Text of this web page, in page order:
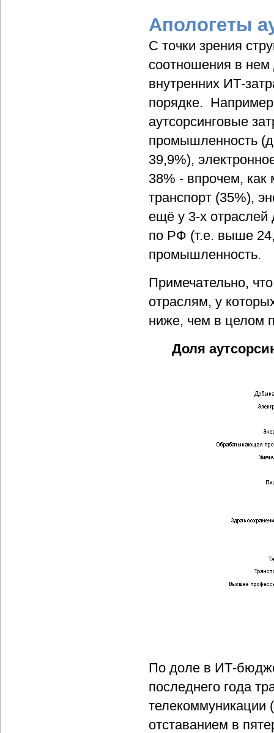
Апологеты
С точки зрения
соотношения в нем
внутренних ИТ-
порядке.
аутсорсинговые
промышленность
39,9%),
38% - впрочем, как
транспорт (35%),
ещё у 3-х
по РФ (т.е. выше
промышленность.
Примечательно,
отраслям, у
ниже, чем в целом
Доля
По доле в ИТ-
последнего года
телекоммуникации
отставанием в